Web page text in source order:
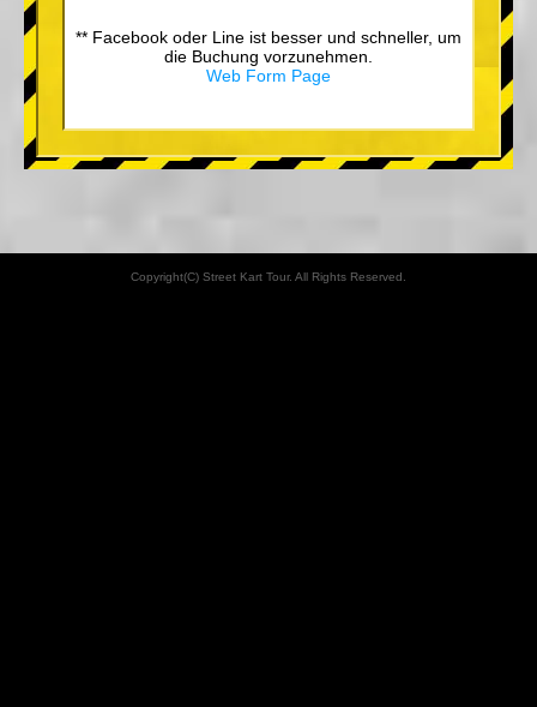
** Facebook oder Line ist besser und schneller, um
die Buchung vorzunehmen.
Web Form Page
Copyright(C) Street Kart Tour. All Rights Reserved.